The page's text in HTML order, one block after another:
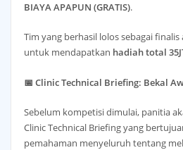
BIAYA APAPUN (GRATIS).
Tim yang berhasil lolos sebagai
untuk mendapatkan hadiah total
📅 Clinic Technical Briefing: Bekal
Sebelum kompetisi dimulai, panitia
Clinic Technical Briefing yang
pemahaman menyeluruh tentang